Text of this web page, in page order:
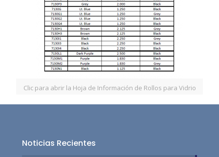
Clic para abrir la Hoja de Información de Rollos para Vidrio
Noticias Recientes